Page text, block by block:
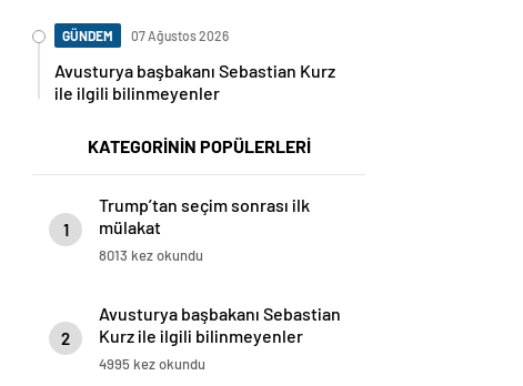
GÜNDEM 07 Ağustos 2026
Avusturya başbakanı Sebastian Kurz
ile ilgili bilinmeyenler
KATEGORİNİN POPÜLERLERİ
1
Trump’tan seçim sonrası ilk
mülakat
8013 kez okundu
2
Avusturya başbakanı Sebastian
Kurz ile ilgili bilinmeyenler
4995 kez okundu